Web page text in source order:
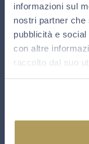
informazioni sul
nostri partner che
pubblicità e
con altre
raccolto dal suo
VINIFICAZIONE
Spremitura
frazionamento
MATURAZIONE
Preparazione
affinati in
in bottiglia e
propri lieviti per